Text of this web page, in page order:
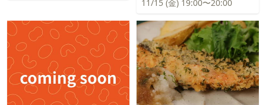
11/15 (金) 19:00〜20:00